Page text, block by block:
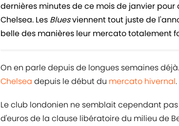
dernières minutes de ce mois de janvier pour
Chelsea. Les Bluesviennent tout juste de
belle des manières leur mercato totalement
On en parle depuis de longues semaines
Chelsea depuis le début du mercato hivernal.
Le club londonien ne semblait cependant
d'euros de la clause libératoire du milieu de